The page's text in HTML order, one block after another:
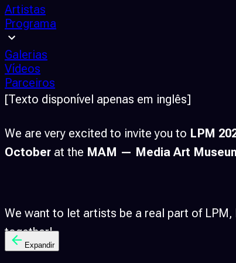
Artistas
Programa
Galerias
Vídeos
Parceiros
[Texto disponível apenas em inglês]
We are very excited to invite you to LPM
October at the MAM — Media Art
We want to let artists be a real part of
together!
Expandir